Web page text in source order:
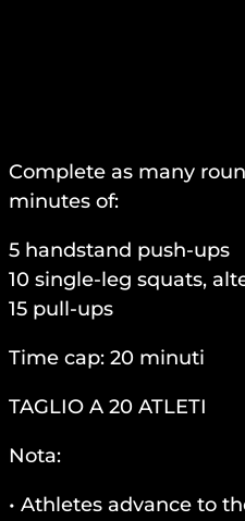
Complete as many
minutes of:
5 handstand push-ups
10 single-leg squats,
15 pull-ups
Time cap: 20 minuti
TAGLIO A 20 ATLETI
Nota:
• Athletes advance to